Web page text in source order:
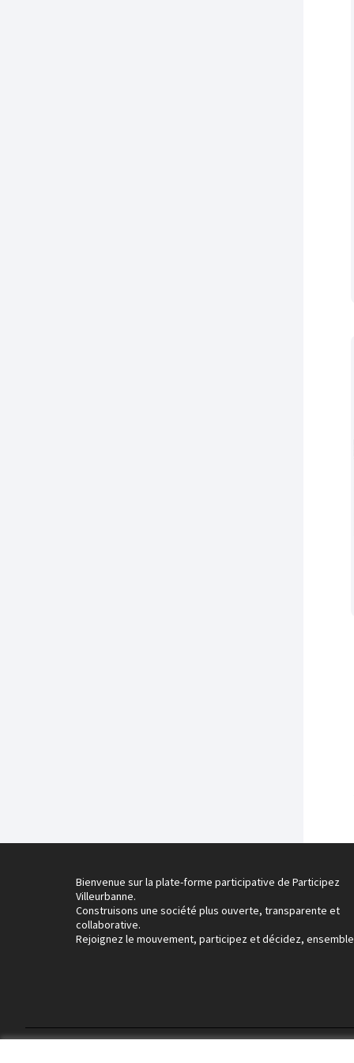
Bienvenue sur la plate-forme participative de Participez
Villeurbanne.
Construisons une société plus ouverte, transparente et
collaborative.
Rejoignez le mouvement, participez et décidez,